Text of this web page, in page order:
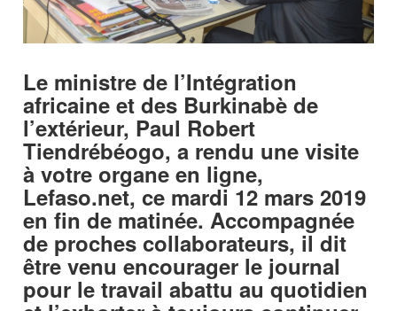
Le ministre de l’Intégration
africaine et des Burkinabè de
l’extérieur, Paul Robert
Tiendrébéogo, a rendu une visite
à votre organe en ligne,
Lefaso.net, ce mardi 12 mars 2019
en fin de matinée. Accompagnée
de proches collaborateurs, il dit
être venu encourager le journal
pour le travail abattu au quotidien